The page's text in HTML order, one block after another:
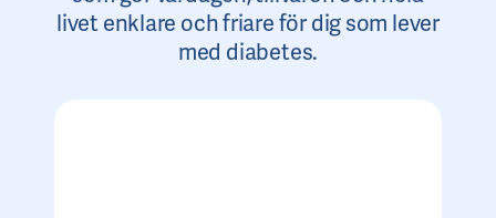
livet enklare och friare för dig som lever
med diabetes.